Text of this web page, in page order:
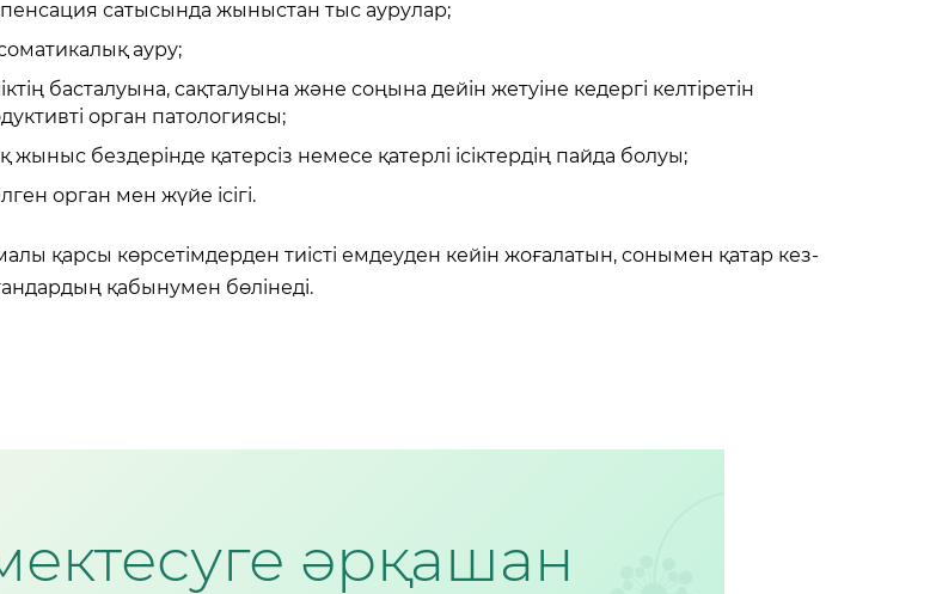
сатысында жыныстан тыс аурулар;
ауру;
басталуына, сақталуына және соңына дейін жетуіне кедергі келтіретін
орган патологиясы;
жыныс бездерінде қатерсіз немесе қатерлі ісіктердің пайда болуы;
орган мен жүйе ісігі.
қарсы көрсетімдерден тиісті емдеуден кейін жоғалатын, сонымен қатар кез-
қабынумен бөлінеді.
әрқашан